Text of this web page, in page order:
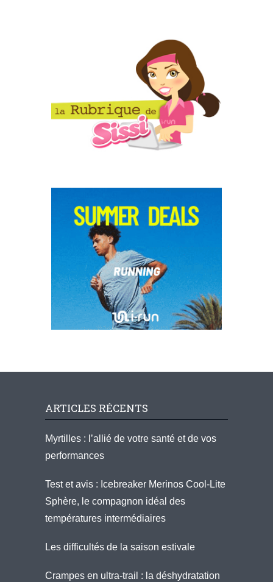
ARTICLES RÉCENTS
Myrtilles : l’allié de votre santé et de vos
performances
Test et avis : Icebreaker Merinos Cool-Lite
Sphère, le compagnon idéal des
températures intermédiaires
Les difficultés de la saison estivale
Crampes en ultra-trail : la déshydratation